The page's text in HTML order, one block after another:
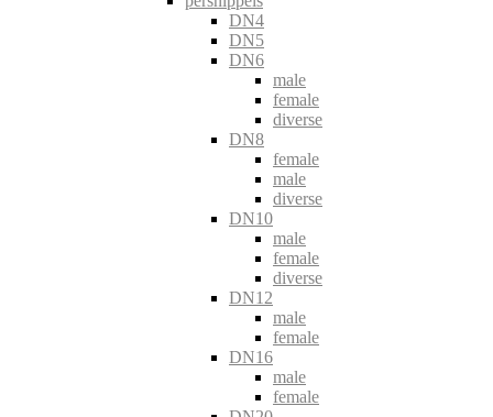
DN4
DN5
DN6
male
female
diverse
DN8
female
male
diverse
DN10
male
female
diverse
DN12
male
female
DN16
male
female